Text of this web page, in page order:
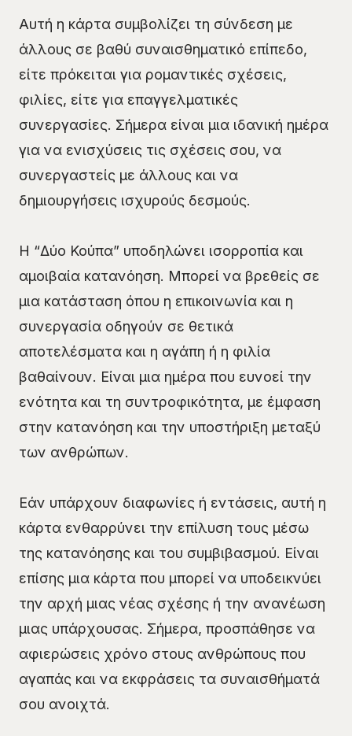
Αυτή η κάρτα συμβολίζει τη σύνδεση με
άλλους σε βαθύ συναισθηματικό επίπεδο,
είτε πρόκειται για ρομαντικές σχέσεις,
φιλίες, είτε για επαγγελματικές
συνεργασίες. Σήμερα είναι μια ιδανική ημέρα
για να ενισχύσεις τις σχέσεις σου, να
συνεργαστείς με άλλους και να
δημιουργήσεις ισχυρούς δεσμούς.
Η “Δύο Κούπα” υποδηλώνει ισορροπία και
αμοιβαία κατανόηση. Μπορεί να βρεθείς σε
μια κατάσταση όπου η επικοινωνία και η
συνεργασία οδηγούν σε θετικά
αποτελέσματα και η αγάπη ή η φιλία
βαθαίνουν. Είναι μια ημέρα που ευνοεί την
ενότητα και τη συντροφικότητα, με έμφαση
στην κατανόηση και την υποστήριξη μεταξύ
των ανθρώπων.
Εάν υπάρχουν διαφωνίες ή εντάσεις, αυτή η
κάρτα ενθαρρύνει την επίλυση τους μέσω
της κατανόησης και του συμβιβασμού. Είναι
επίσης μια κάρτα που μπορεί να υποδεικνύει
την αρχή μιας νέας σχέσης ή την ανανέωση
μιας υπάρχουσας. Σήμερα, προσπάθησε να
αφιερώσεις χρόνο στους ανθρώπους που
αγαπάς και να εκφράσεις τα συναισθήματά
σου ανοιχτά.